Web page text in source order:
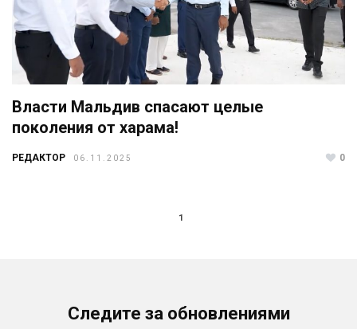
Власти Мальдив спасают целые
поколения от харама!
РЕДАКТОР 06.11.2025 0
1
Следите за обновлениями